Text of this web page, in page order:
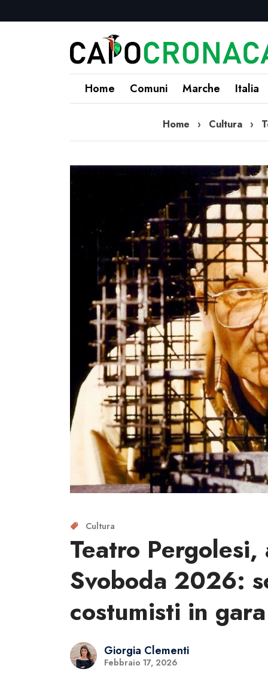
Home Comuni Marche Italia
Home › Cultura ›
Cultura
Teatro
Svoboda 2026:
costumisti in gara
Giorgia Clementi
Febbraio 17, 2026